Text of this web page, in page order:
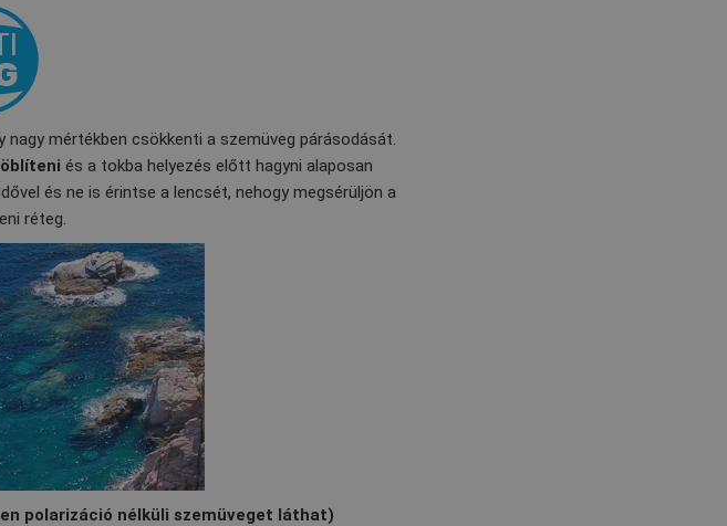
nagy mértékben csökkenti a szemüveg párásodását.
és a tokba helyezés előtt hagyni alaposan
és ne is érintse a lencsét, nehogy megsérüljön a
réteg.
polarizáció nélküli szemüveget láthat)